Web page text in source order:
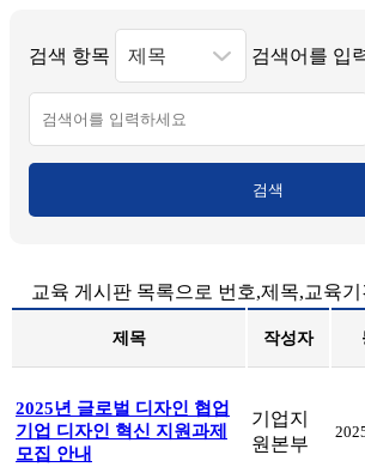
검색 항목 검색어를 입
검색
교육 게시판 목록으로 번호,제목,교육
제목 작성자
2025년 글로벌 디자인 협업
기업 디자인 혁신 지원과제
모집 안내
기업지
원본부